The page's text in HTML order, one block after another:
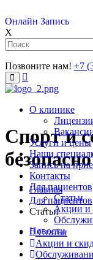
Онлайн Запись
X
Позвоните нам! +7
����
О клинике
Услуги и цены
Наши
Запись на
Контакты
Для пациентов
Статьи
Акции и
Новости
Спорт и
Главная
Для пациентов
Статьи
Статьи
Акции и